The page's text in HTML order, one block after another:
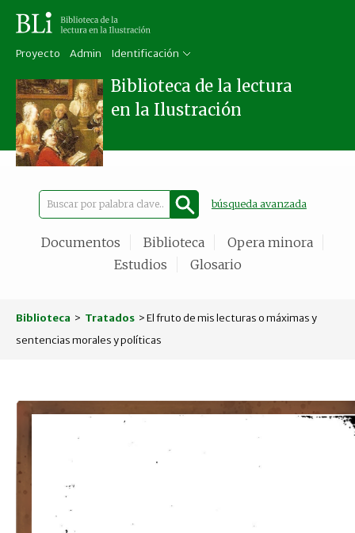
Proyecto Admin Identificación
Biblioteca de la lectura
en la Ilustración
búsqueda avanzada
Documentos Biblioteca
Opera minora
Estudios
Glosario
Biblioteca > Tratados > El fruto de mis lecturas o máximas y
sentencias morales y políticas